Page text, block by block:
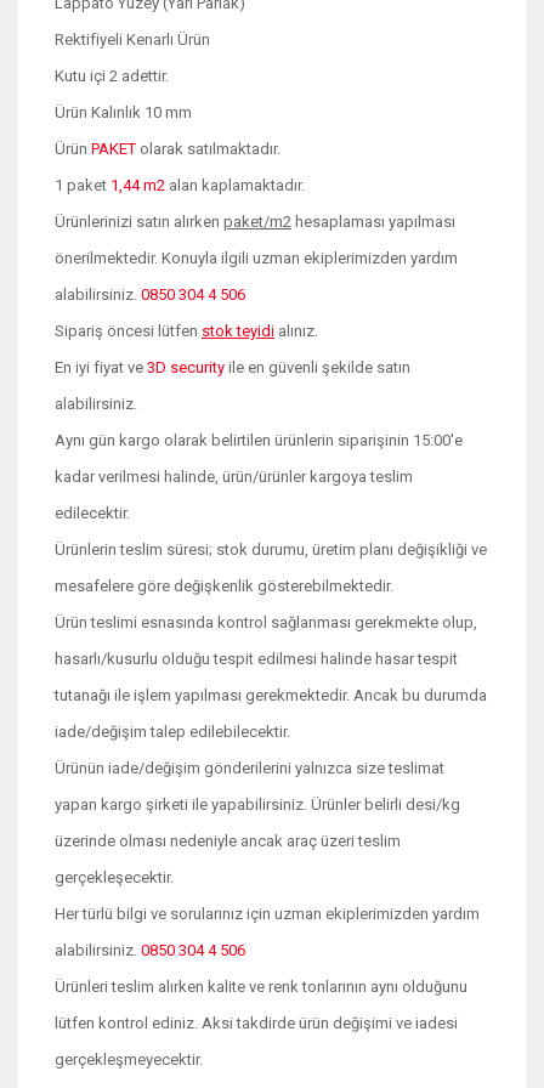
Rektifiyeli Kenarlı Ürün
Kutu içi 2 adettir.
Ürün Kalınlık 10 mm
Ürün PAKET olarak satılmaktadır.
1 paket 1,44 m2 alan kaplamaktadır.
Ürünlerinizi satın alırken paket/m2 hesaplaması yapılması
önerilmektedir. Konuyla ilgili uzman ekiplerimizden yardım
alabilirsiniz. 0850 304 4 506
Sipariş öncesi lütfen stok teyidi alınız.
En iyi fiyat ve 3D security ile en güvenli şekilde satın
alabilirsiniz.
Aynı gün kargo olarak belirtilen ürünlerin siparişinin 15:00'e
kadar verilmesi halinde, ürün/ürünler kargoya teslim
edilecektir.
Ürünlerin teslim süresi; stok durumu, üretim planı değişikliği ve
mesafelere göre değişkenlik gösterebilmektedir.
Ürün teslimi esnasında kontrol sağlanması gerekmekte olup,
hasarlı/kusurlu olduğu tespit edilmesi halinde hasar tespit
tutanağı ile işlem yapılması gerekmektedir. Ancak bu durumda
iade/değişim talep edilebilecektir.
Ürünün iade/değişim gönderilerini yalnızca size teslimat
yapan kargo şirketi ile yapabilirsiniz. Ürünler belirli desi/kg
üzerinde olması nedeniyle ancak araç üzeri teslim
gerçekleşecektir.
Her türlü bilgi ve sorularınız için uzman ekiplerimizden yardım
alabilirsiniz. 0850 304 4 506
Ürünleri teslim alırken kalite ve renk tonlarının aynı olduğunu
lütfen kontrol ediniz. Aksi takdirde ürün değişimi ve iadesi
gerçekleşmeyecektir.